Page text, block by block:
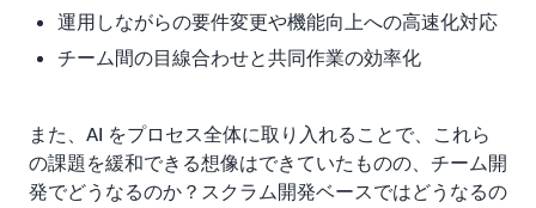
運用しながらの要件変更や機能向上への高速化対応
チーム間の目線合わせと共同作業の効率化
また、AI をプロセス全体に取り入れることで、これら
の課題を緩和できる想像はできていたものの、チーム開
発でどうなるのか？スクラム開発ベースではどうなるの